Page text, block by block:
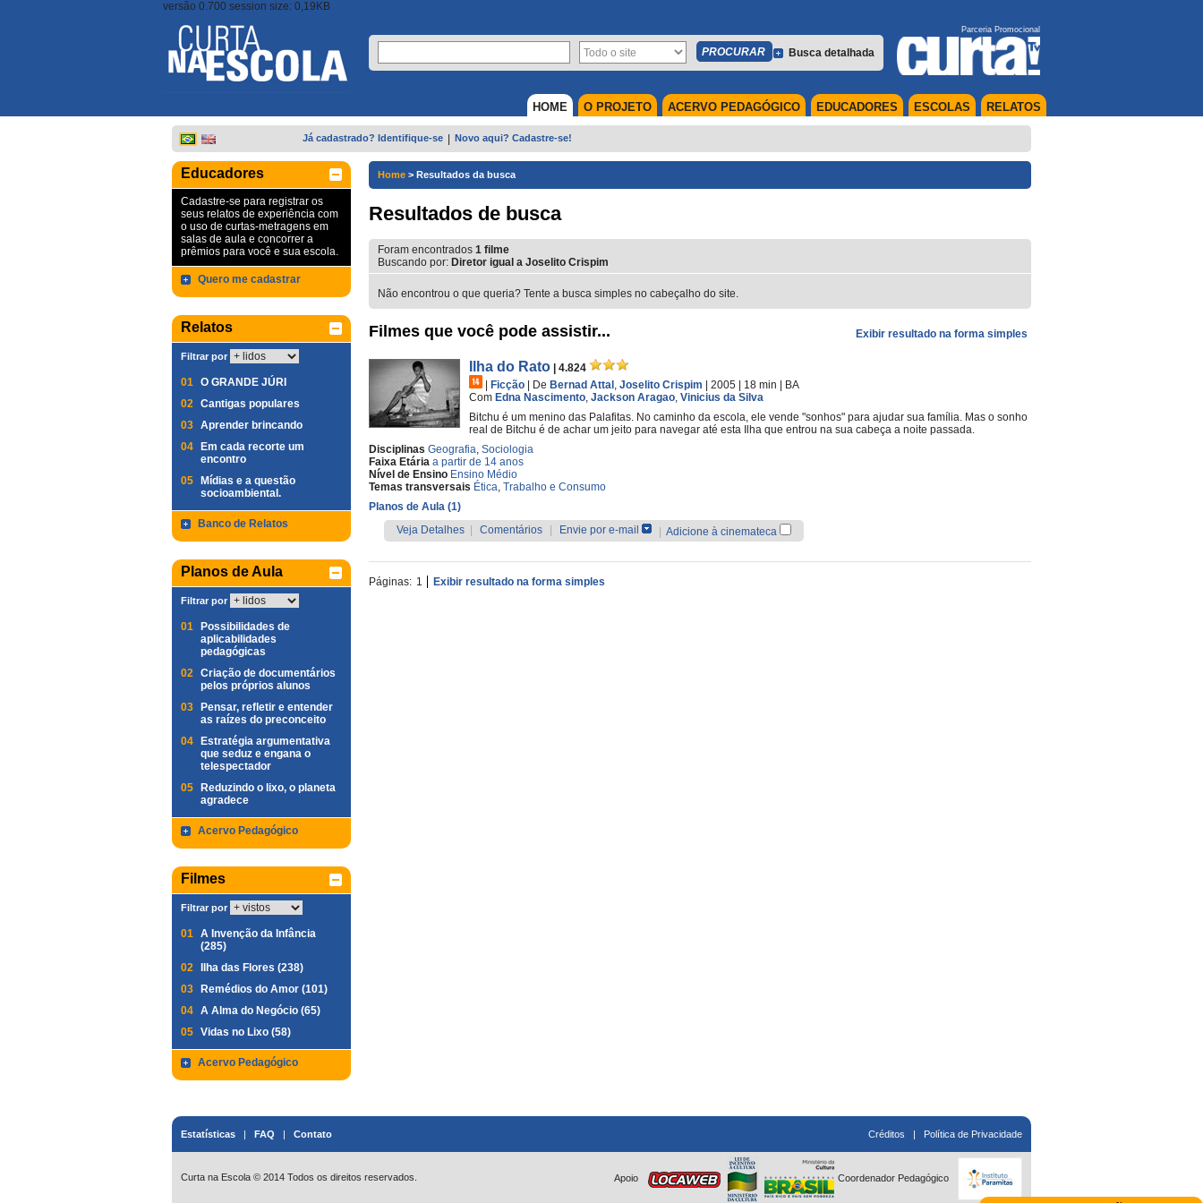
versão 0.700 session size: 0,19KB
Busca detalhada
Parceria Promocional
RELATOS
ESCOLAS
EDUCADORES
ACERVO PEDAGÓGICO
O PROJETO
HOME
Já cadastrado? Identifique-se Novo aqui? Cadastre-se!
Educadores
Cadastre-se para registrar os
seus relatos de experiência com
o uso de curtas-metragens em
salas de aula e concorrer a
prêmios para você e sua escola.
Quero me cadastrar
Relatos
Filtrar por
01 O GRANDE JÚRI
02 Cantigas populares
03 Aprender brincando
04
Em cada recorte um
encontro
05
Mídias e a questão
socioambiental.
Banco de Relatos
Planos de Aula
Filtrar por
01
Possibilidades de
aplicabilidades
pedagógicas
02 Criação de documentários
pelos próprios alunos
03
Pensar, refletir e entender
as raízes do preconceito
04
Estratégia argumentativa
que seduz e engana o
telespectador
05
Reduzindo o lixo, o planeta
agradece
Acervo Pedagógico
Filmes
Filtrar por
01 A Invenção da Infância
(285)
02
Ilha das Flores (238)
03
Remédios do Amor (101)
04 A Alma do Negócio (65)
05 Vidas no Lixo (58)
Acervo Pedagógico
Home > Resultados da busca
Resultados de busca
Foram encontrados 1 filme
Buscando por: Diretor igual a Joselito Crispim
Não encontrou o que queria? Tente a busca simples no cabeçalho do site.
Exibir resultado na forma simples
Filmes que você pode assistir...
Ilha do Rato
| 4.824
Ficção De Bernad Attal , Joselito Crispim | 2005 | 18 min
BA
Com Edna Nascimento, Jackson Aragao, Vinicius da Silva
Bitchu é um menino das Palafitas. No caminho da escola, ele vende "sonhos" para ajudar sua família. Mas o sonho
real de Bitchu é de achar um jeito para navegar até esta Ilha que entrou na sua cabeça a noite passada.
Disciplinas Geografia, Sociologia
Faixa Etária a partir de 14 anos
Nível de Ensino Ensino Médio
Temas transversais Ética, Trabalho e Consumo
Planos de Aula (1)
Veja Detalhes
Comentários Envie por e-mail Adicione à cinemateca
Páginas: 1 Exibir resultado na forma simples
Estatísticas | FAQ | Contato Créditos | Política de Privacidade
Curta na Escola © 2014 Todos os direitos reservados. Apoio Coordenador Pedagógico